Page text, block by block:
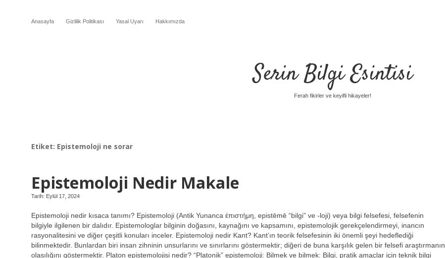
Anasayfa Gizlilik Politikası Yasal Uyarı Hakkımızda
Serin Bilgi Esintisi
Ferah fikirler ve keyifli hikayeler!
Etiket: Epistemoloji ne sorar
Epistemoloji Nedir Makale
Tarih: Eylül 17, 2024
Epistemoloji nedir kısaca tanımı? Epistemoloji (Antik Yunanca ἐπιστήμη, epistēmē “bilgi” ve -loji) veya bilgi felsefesi, felsefenin
bilgiyle ilgilenen bir dalıdır. Epistemologlar bilginin doğasını, kaynağını ve kapsamını, epistemolojik gerekçelendirmeyi, inancın
rasyonalitesini ve diğer çeşitli konuları inceler. Epistemoloji nedir Kant? Kant’ın teorik felsefesinin iki önemli şeyi hedeflediği
bilinmektedir. Bunlardan biri insan zihninin unsurlarını ve sınırlarını göstermektir; diğeri de buna karşılık gelen bir felsefi araştırmanın
olasılığını göstermektir. Platon epistemolojisi nedir? “Platonik” epistemoloji: Bilmek ve bilmek: Bilgi, pratik amaçlar için teknik bilgi